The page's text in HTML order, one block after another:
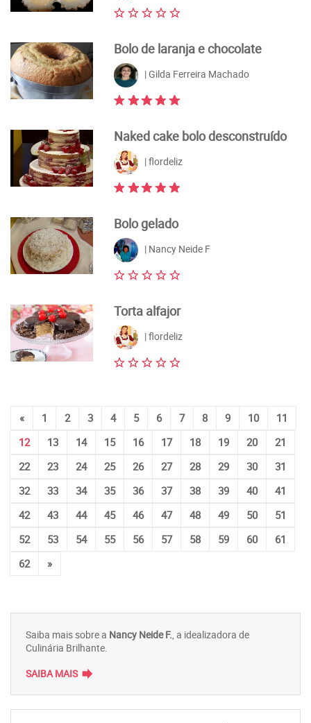
Bolo de laranja e chocolate
| Gilda Ferreira Machado
Naked cake bolo desconstruído
| flordeliz
Bolo gelado
| Nancy Neide F
Torta alfajor
| flordeliz
« 1 2 3 4 5 6 7 8 9 10
11
12
13 14 15 16 17 18 19 20
21
22
23 24 25 26 27 28 29 30
31
32
33 34 35 36 37 38 39 40
41
42
43 44 45 46 47 48 49 50
51
52
53 54 55 56 57 58 59 60
61
62
»
Saiba mais sobre a Nancy Neide F., a idealizadora de
Culinária Brilhante.
SAIBA MAIS forward